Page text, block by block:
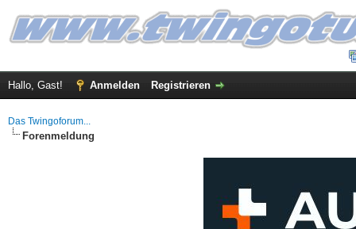
Hallo, Gast! Anmelden Registrieren
Das Twingoforum...
Forenmeldung